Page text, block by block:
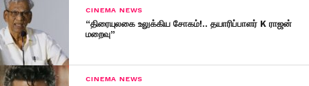
CINEMA NEWS
“திரையுலகை உலுக்கிய சோகம்!.. தயாரிப்பாளர் K ராஜன்
மறைவு”
CINEMA NEWS